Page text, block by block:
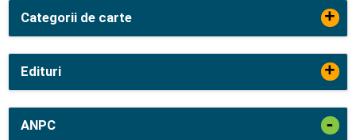
Categorii de carte +
Edituri +
ANPC -